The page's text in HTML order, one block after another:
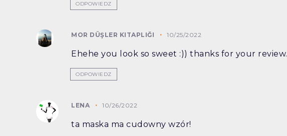
ODPOWIEDZ
MOR DÜŞLER KITAPLIĞI 10/25/2022
Ehehe you look so sweet :)) thanks for your review.
ODPOWIEDZ
LENA 10/26/2022
ta maska ma cudowny wzór!